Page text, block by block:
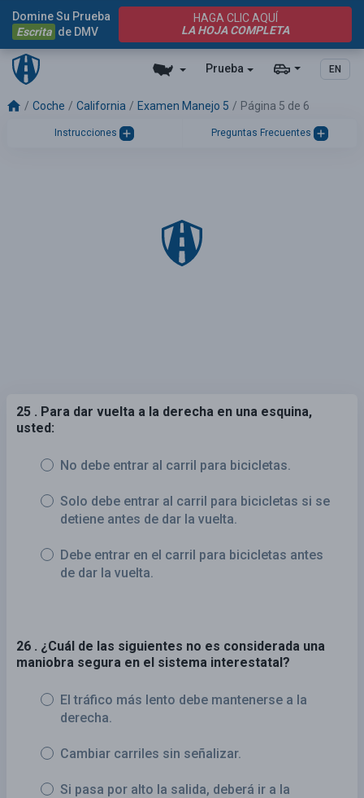
Prueba EN
Domine Su Prueba
Escrita de DMV
HAGA CLIC AQUÍ
LA HOJA COMPLETA
Coche California Examen Manejo 5 Página 5 de 6
Instrucciones Preguntas Frecuentes
25 . Para dar vuelta a la derecha en una esquina,
usted:
No debe entrar al carril para bicicletas.
Solo debe entrar al carril para bicicletas si se
detiene antes de dar la vuelta.
Debe entrar en el carril para bicicletas antes
de dar la vuelta.
26 . ¿Cuál de las siguientes no es considerada una
maniobra segura en el sistema interestatal?
El tráfico más lento debe mantenerse a la
derecha.
Cambiar carriles sin señalizar.
Si pasa por alto la salida, deberá ir a la